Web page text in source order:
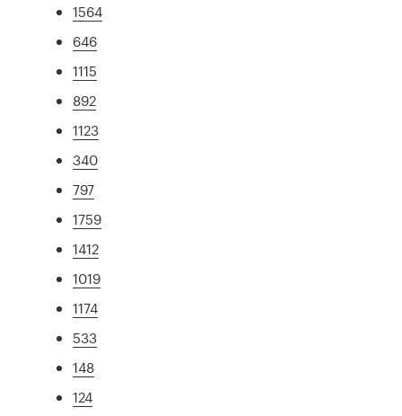
1564
646
1115
892
1123
340
797
1759
1412
1019
1174
533
148
124